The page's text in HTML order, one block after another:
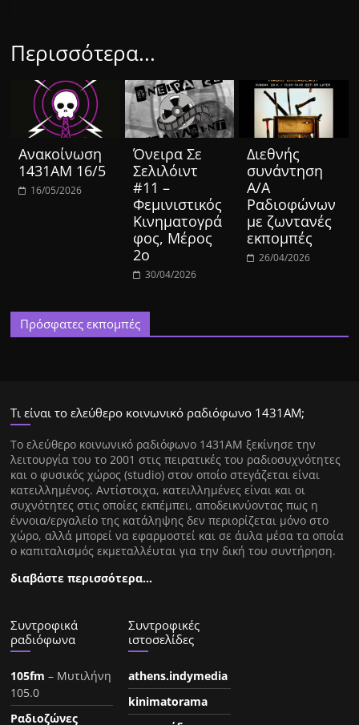
Περισσότερα...
Ανακοίνωση
1431ΑΜ 16/5
16/05/2026
Όνειρα Σε
Σελιλόιντ
#11 –
Φεμινιστικός
Κινηματογρά
φος, Μέρος
2ο
30/04/2026
Διεθνής
συνάντηση
Α/Α
Ραδιοφώνων
με ζωντανές
εκπομπές
26/04/2026
Πρόσφατες εκπομπές
Τι είναι το ελεύθερο κοινωνικό ραδιόφωνο 1431ΑΜ;
Tο ελεύθερο κοινωνικό ραδιόφωνο 1431AM ξεκίνησε την
λειτουργία του το 2001 στις πειρατικές του ραδιοσυχνότητες
και ο φυσικός χώρος (studio) στον οποίο στεγάζεται είναι
κατειλλημένος. Αντίστοιχα, κατειλλημένες είναι και οι
συχνότητες στις οποίες εκπέμπει, αποδεικνύοντας πως η
έννοια/εργαλείο της κατάληψης δεν περιορίζεται μόνο στο
χώρο, αλλά μπορεί να εφαρμοστεί και σε άυλα μέσα τα οποία
ο καπιταλισμός εκμεταλλέυται για την δική του συντήρηση.
διαβάστε περισσότερα…
Συντροφικά
ραδιόφωνα
105fm – Μυτιλήνη
105.0
Ραδιοζώνες
Συντροφικές
ιστοσελίδες
athens.indymedia
kinimatorama